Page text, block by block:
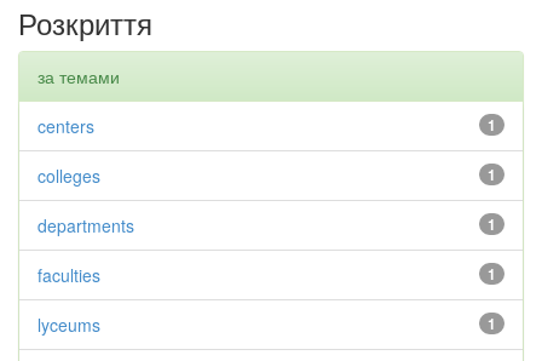
Розкриття
за темами
1
centers
1
colleges
1
departments
1
faculties
1
lyceums